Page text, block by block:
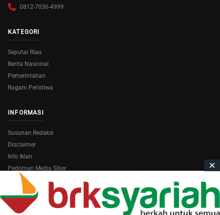
0812-7036-4999
KATEGORI
Seputar Riau
Berita Nasional
Pemerintahan
Ragam Peristiwa
INFORMASI
Susunan Redaksi
Disclaimer
Info Iklan
Pedoman Media Siber
Copyright © 2026 AmiraRiau.com . All Rights Reserved.